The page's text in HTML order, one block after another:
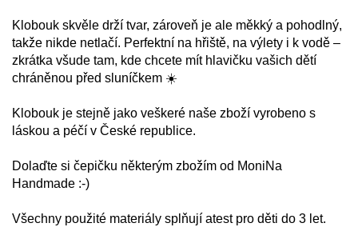
Klobouk skvěle drží tvar, zároveň je ale měkký a pohodlný,
takže nikde netlačí. Perfektní na hřiště, na výlety i k vodě –
zkrátka všude tam, kde chcete mít hlavičku vašich dětí
chráněnou před sluníčkem ☀️
Klobouk je stejně jako veškeré naše zboží vyrobeno s
láskou a péčí v České republice.
Dolaďte si čepičku některým zbožím od MoniNa
Handmade :-)
Všechny použité materiály splňují atest pro děti do 3 let.